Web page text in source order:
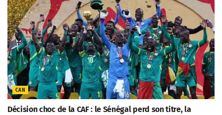
CAN
Décision choc de la CAF : le Sénégal perd son titre, la